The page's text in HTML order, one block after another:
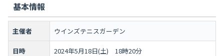
基本情報
主催者 ウインズテニスガーデン
日時 2024年5月18日(土) 18時20分